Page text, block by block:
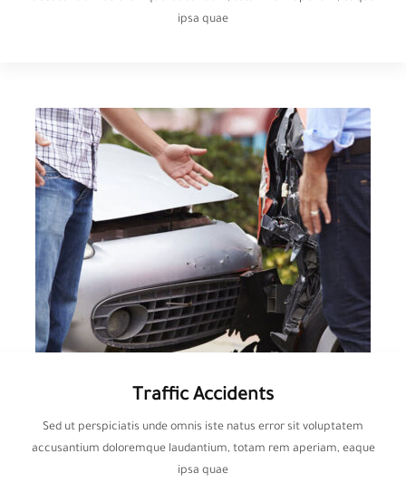
ipsa quae
Traffic Accidents
Sed ut perspiciatis unde omnis iste natus error sit voluptatem
accusantium doloremque laudantium, totam rem aperiam, eaque
ipsa quae